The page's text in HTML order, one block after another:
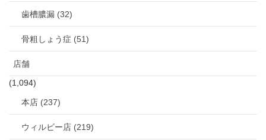
歯槽膿漏 (32)
骨粗しょう症 (51)
店舗
(1,094)
本店 (237)
ウィルビー店 (219)